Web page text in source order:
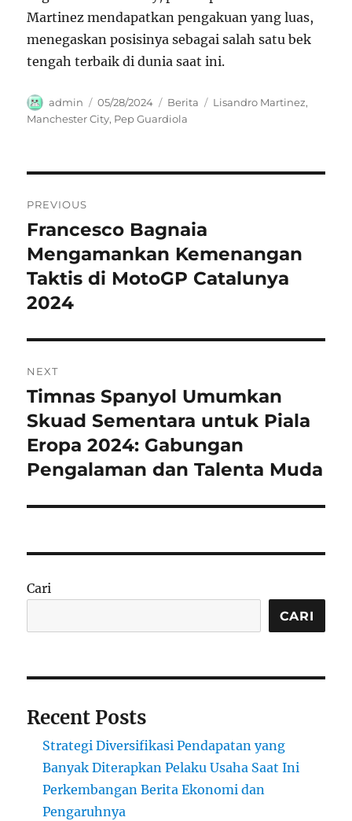
Martinez mendapatkan pengakuan yang luas,
menegaskan posisinya sebagai salah satu bek
tengah terbaik di dunia saat ini.
Author
admin
Posted
on
05/28/2024 Categories
Berita Tags
Lisandro Martinez,
Manchester City, Pep Guardiola
pos
PREVIOUS
Previous
post:
Francesco Bagnaia
Mengamankan Kemenangan
Taktis di MotoGP Catalunya
2024
NEXT
Next
post:
Timnas Spanyol Umumkan
Skuad Sementara untuk Piala
Eropa 2024: Gabungan
Pengalaman dan Talenta Muda
Cari
CARI
Recent Posts
Strategi Diversifikasi Pendapatan yang
Banyak Diterapkan Pelaku Usaha Saat Ini
Perkembangan Berita Ekonomi dan
Pengaruhnya